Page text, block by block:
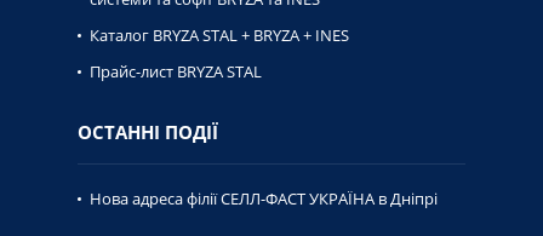
Каталог BRYZA STAL + BRYZA + INES
Прайс-лист BRYZA STAL
ОСТАННІ ПОДІЇ
Нова адреса філії СЕЛЛ-ФАСТ УКРАЇНА в Дніпрі